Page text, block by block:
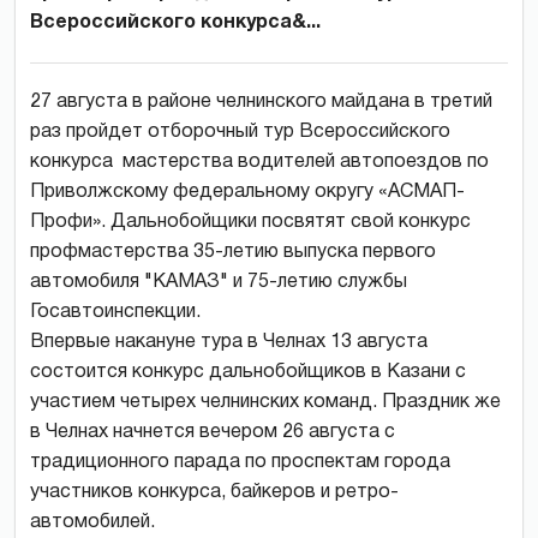
Всероссийского конкурса&...
27 августа в районе челнинского майдана в третий
раз пройдет отборочный тур Всероссийского
конкурса мастерства водителей автопоездов по
Приволжскому федеральному округу «АСМАП-
Профи». Дальнобойщики посвятят свой конкурс
профмастерства 35-летию выпуска первого
автомобиля "КАМАЗ" и 75-летию службы
Госавтоинспекции.
Впервые накануне тура в Челнах 13 августа
состоится конкурс дальнобойщиков в Казани с
участием четырех челнинских команд. Праздник же
в Челнах начнется вечером 26 августа с
традиционного парада по проспектам города
участников конкурса, байкеров и ретро-
автомобилей.